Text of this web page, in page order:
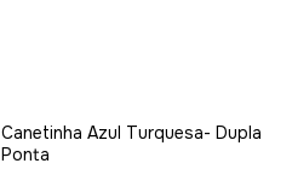
Canetinha Azul Turquesa- Dupla
Ponta